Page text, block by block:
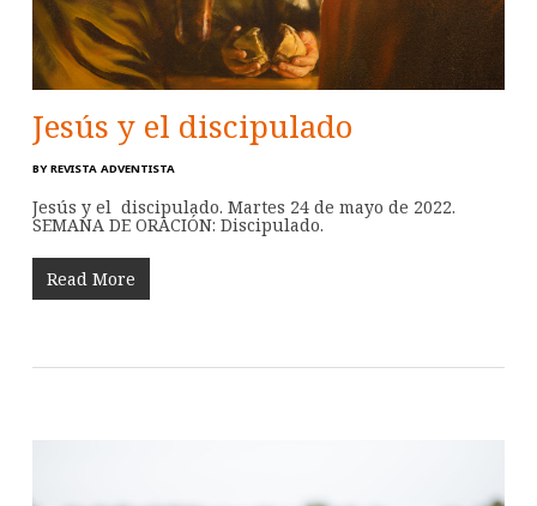
Jesús y el discipulado
BY REVISTA ADVENTISTA
Jesús y el discipulado. Martes 24 de mayo de 2022.
SEMANA DE ORACIÓN: Discipulado.
Read More